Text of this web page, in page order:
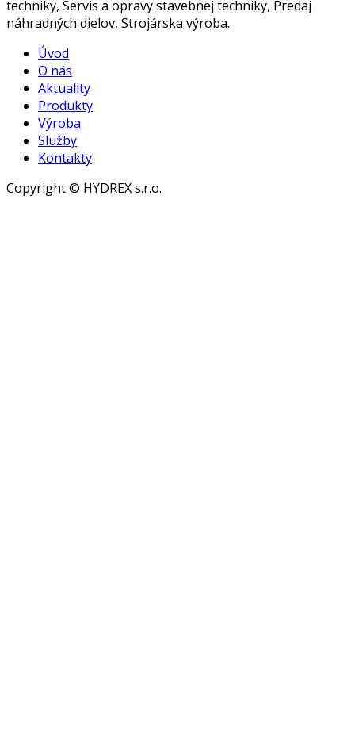
techniky, Servis a opravy stavebnej techniky, Predaj
náhradných dielov, Strojárska výroba.
Úvod
O nás
Aktuality
Produkty
Výroba
Služby
Kontakty
Copyright © HYDREX s.r.o.